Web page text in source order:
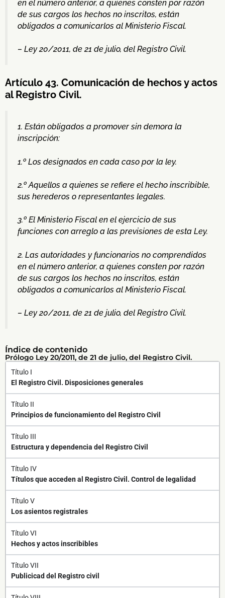
en el número anterior, a quienes consten por razón
de sus cargos los hechos no inscritos, están
obligados a comunicarlos al Ministerio Fiscal.
– Ley 20/2011, de 21 de julio, del Registro Civil.
Artículo 43. Comunicación de hechos y actos
al Registro Civil.
1. Están obligados a promover sin demora la
inscripción:
1.º Los designados en cada caso por la ley.
2.º Aquellos a quienes se refiere el hecho inscribible,
sus herederos o representantes legales.
3.º El Ministerio Fiscal en el ejercicio de sus
funciones con arreglo a las previsiones de esta Ley.
2. Las autoridades y funcionarios no comprendidos
en el número anterior, a quienes consten por razón
de sus cargos los hechos no inscritos, están
obligados a comunicarlos al Ministerio Fiscal.
– Ley 20/2011, de 21 de julio, del Registro Civil.
Índice de contenido
Prólogo Ley 20/2011, de 21 de julio, del Registro Civil.
Título I
El Registro Civil. Disposiciones generales
Título II
Principios de funcionamiento del Registro Civil
Título III
Estructura y dependencia del Registro Civil
Título IV
Títulos que acceden al Registro Civil. Control de legalidad
Título V
Los asientos registrales
Título VI
Hechos y actos inscribibles
Título VII
Publicicad del Registro civil